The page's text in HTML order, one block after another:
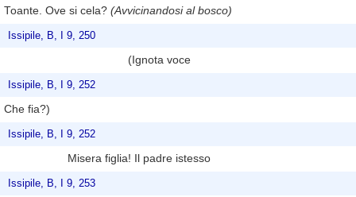
Toante. Ove si cela? (Avvicinandosi al bosco)
Issipile, B, I 9, 250
(Ignota voce
Issipile, B, I 9, 252
Che fia?)
Issipile, B, I 9, 252
Misera figlia! Il padre istesso
Issipile, B, I 9, 253